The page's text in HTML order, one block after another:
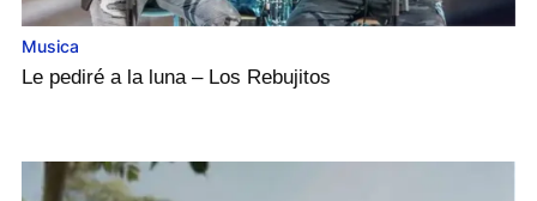
Musica
Le pediré a la luna – Los Rebujitos